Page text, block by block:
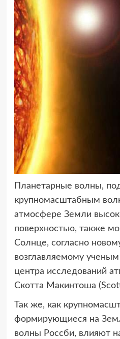
Планетарные волны,
крупномасштабным
атмосфере Земли
поверхностью, также
Солнце, согласно
возглавляемому
центра исследований
Скотта Макинтоша
Так же, как
формирующиеся на
волны Россби, влияют